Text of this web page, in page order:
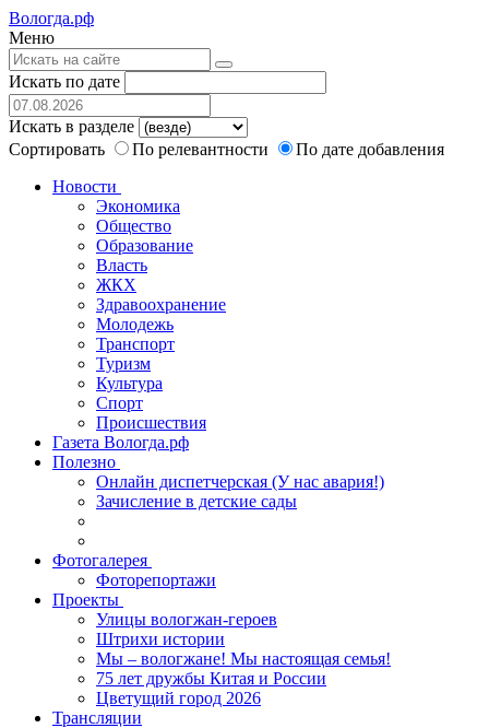
Вологда.рф
Меню
Искать по дате
Искать в разделе
Сортировать
По релевантности
По дате добавления
Новости
Экономика
Общество
Образование
Власть
ЖКХ
Здравоохранение
Молодежь
Транспорт
Туризм
Культура
Спорт
Происшествия
Газета Вологда.рф
Полезно
Онлайн диспетчерская (У нас авария!)
Зачисление в детские сады
Фотогалерея
Фоторепортажи
Проекты
Улицы вологжан-героев
Штрихи истории
Мы – вологжане! Мы настоящая семья!
75 лет дружбы Китая и России
Цветущий город 2026
Трансляции